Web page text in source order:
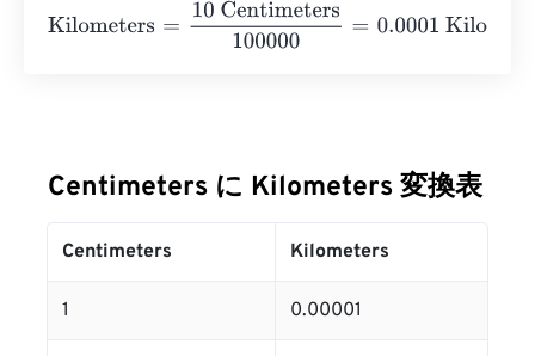
Kilometers
10 Centimeters100000 0.0001 Kilometers
Centimeters に Kilometers 変換表
Centimeters Kilometers
1 0.00001